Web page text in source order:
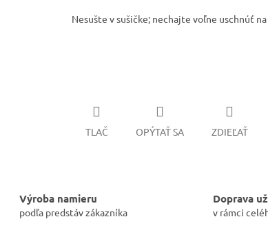
​Nesušte v sušičke; nechajte voľne uschnúť na
TLAČ OPÝTAŤ SA ZDIEĽAŤ
Výroba namieru
podľa predstáv zákazníka
Doprava
v rámci